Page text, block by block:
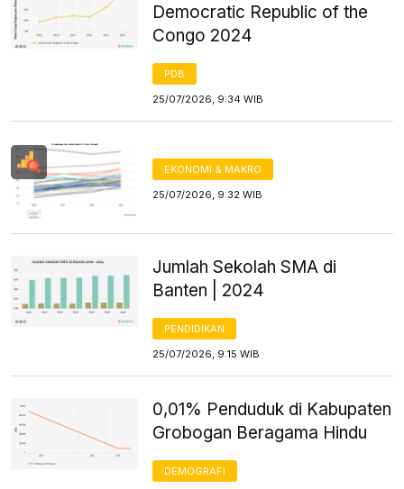
Democratic Republic of the
Congo 2024
PDB
25/07/2026, 9:34 WIB
EKONOMI & MAKRO
25/07/2026, 9:32 WIB
Jumlah Sekolah SMA di
Banten | 2024
PENDIDIKAN
25/07/2026, 9:15 WIB
0,01% Penduduk di Kabupaten
Grobogan Beragama Hindu
DEMOGRAFI